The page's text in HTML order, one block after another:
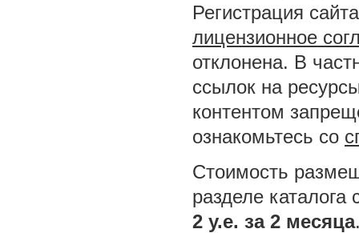
Регистрация
лицензионное
отклонена. В
ссылок на
контентом
ознакомьтесь со
Стоимость
разделе каталога
2 у.е. за 2 месяца